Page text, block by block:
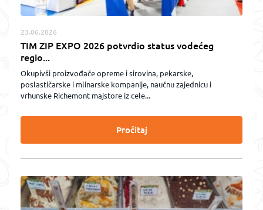
23.06.2026
TIM ZIP EXPO 2026 potvrdio status vodećeg
regio...
Okupivši proizvođače opreme i sirovina, pekarske,
poslastičarske i mlinarske kompanije, naučnu zajednicu i
vrhunske Richemont majstore iz cele...
Pročitaj